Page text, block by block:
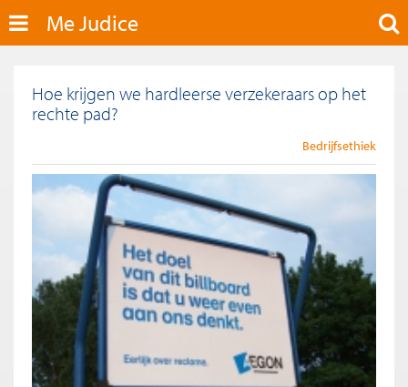
Me Judice
Hoe krijgen we hardleerse verzekeraars op het
rechte pad?
Bedrijfsethiek